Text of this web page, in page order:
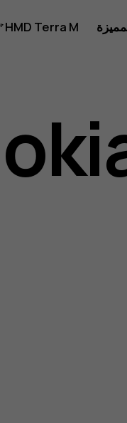
HMD Terra M